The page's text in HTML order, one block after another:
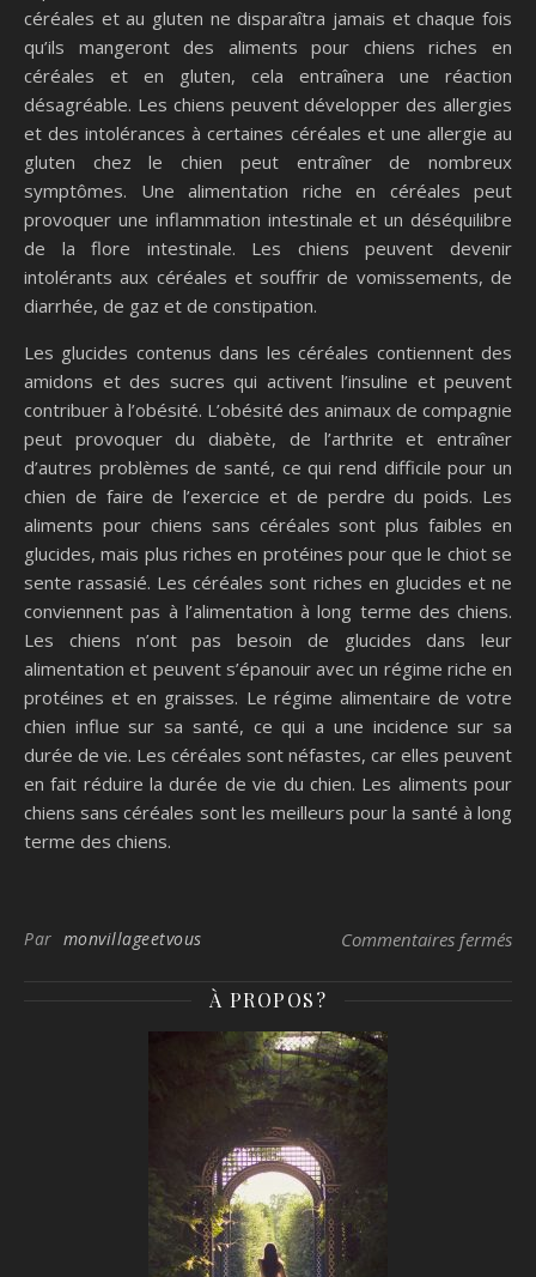
céréales et au gluten ne disparaîtra jamais et chaque fois
qu’ils mangeront des aliments pour chiens riches en
céréales et en gluten, cela entraînera une réaction
désagréable. Les chiens peuvent développer des allergies
et des intolérances à certaines céréales et une allergie au
gluten chez le chien peut entraîner de nombreux
symptômes. Une alimentation riche en céréales peut
provoquer une inflammation intestinale et un déséquilibre
de la flore intestinale. Les chiens peuvent devenir
intolérants aux céréales et souffrir de vomissements, de
diarrhée, de gaz et de constipation.
Les glucides contenus dans les céréales contiennent des
amidons et des sucres qui activent l’insuline et peuvent
contribuer à l’obésité. L’obésité des animaux de compagnie
peut provoquer du diabète, de l’arthrite et entraîner
d’autres problèmes de santé, ce qui rend difficile pour un
chien de faire de l’exercice et de perdre du poids. Les
aliments pour chiens sans céréales sont plus faibles en
glucides, mais plus riches en protéines pour que le chiot se
sente rassasié. Les céréales sont riches en glucides et ne
conviennent pas à l’alimentation à long terme des chiens.
Les chiens n’ont pas besoin de glucides dans leur
alimentation et peuvent s’épanouir avec un régime riche en
protéines et en graisses. Le régime alimentaire de votre
chien influe sur sa santé, ce qui a une incidence sur sa
durée de vie. Les céréales sont néfastes, car elles peuvent
en fait réduire la durée de vie du chien. Les aliments pour
chiens sans céréales sont les meilleurs pour la santé à long
terme des chiens.
Par monvillageetvous Commentaires fermés
À PROPOS?